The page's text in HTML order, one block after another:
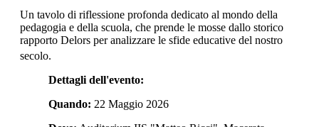
Un tavolo di riflessione profonda dedicato al mondo della
pedagogia e della scuola, che prende le mosse dallo storico
rapporto Delors per analizzare le sfide educative del nostro
secolo.
Dettagli dell'evento:
Quando: 22 Maggio 2026